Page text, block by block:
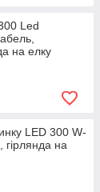
Led
на елку
LED 300 W-
гірлянда на